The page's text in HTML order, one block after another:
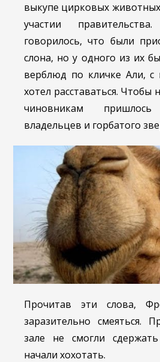
выкупе цирковых
участии
говорилось, что были
слона, но у одного из их
верблюд по кличке Али, с
хотел расставаться. Чтобы
чиновникам
владельцев и горбатого
Прочитав эти слова,
заразительно смеяться.
зале не смогли
начали хохотать.